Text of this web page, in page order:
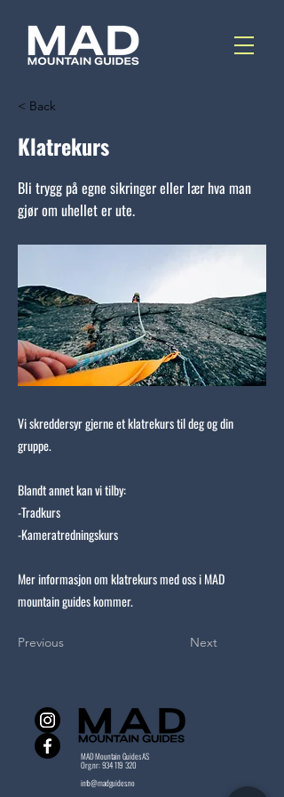
< Back
Klatrekurs
Bli trygg på egne sikringer eller lær hva man
gjør om uhellet er ute.
Vi skreddersyr gjerne et klatrekurs til deg og din
gruppe.
Blandt annet kan vi tilby:
-Tradkurs
-Kameratredningskurs
Mer informasjon om klatrekurs med oss i MAD
mountain guides kommer.
Previous Next
MAD Mountain Guides AS
Org.nr:934 119 320
info@madguides.no